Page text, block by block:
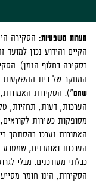
הערות משפטיות:
הקיים והידוע נכון למועד
בסקירה בחלוף הזמן).
המחקר של בית ההשקעות
שחם"). הסקירות האמורות,
הערכות, דעות, תחזיות,
מסופקות כשירות
האמורות נערכו בהסתמך
הערכות ואומדנים, שמטבע
כבלתי מעודכנים. מבלי
הסקירות, הינו חומר